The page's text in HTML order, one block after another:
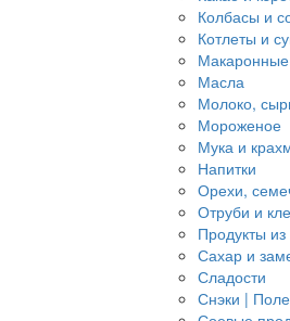
Колбасы и
Котлеты и
Масла
Молоко,
Мороженое
Мука и
Напитки
Орехи,
Отруби и
Продукты
Сахар и
Сладости
Снэки |